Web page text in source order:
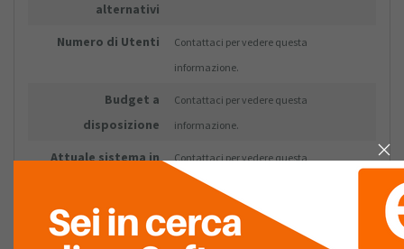
alternativi
Numero di Utenti
Contattaci per vedere questa
informazione.
Budget a
disposizione
Contattaci per vedere questa
informazione.
Attuale sistema in
Contattaci per vedere questa
informazione.
Numero di
dipendenti
Contattaci per vedere questa
informazione.